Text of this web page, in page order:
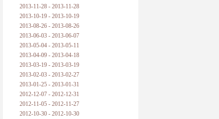
2013-11-28 - 2013-11-28
2013-10-19 - 2013-10-19
2013-08-26 - 2013-08-26
2013-06-03 - 2013-06-07
2013-05-04 - 2013-05-11
2013-04-09 - 2013-04-18
2013-03-19 - 2013-03-19
2013-02-03 - 2013-02-27
2013-01-25 - 2013-01-31
2012-12-07 - 2012-12-31
2012-11-05 - 2012-11-27
2012-10-30 - 2012-10-30